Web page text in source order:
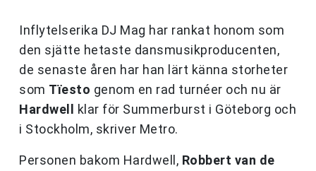
Inflytelserika DJ Mag har rankat honom som
den sjätte hetaste dansmusikproducenten,
de senaste åren har han lärt känna storheter
som Tïesto genom en rad turnéer och nu är
Hardwell
klar för Summerburst i Göteborg och
i Stockholm, skriver Metro.
Personen bakom Hardwell, Robbert van de